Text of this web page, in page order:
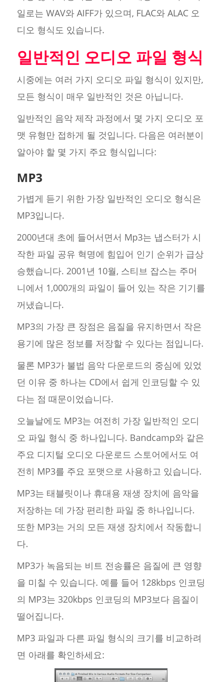
일로는 WAV와 AIFF가 있으며, FLAC와 ALAC 오
디오 형식도 있습니다.
일반적인 오디오 파일 형식
시중에는 여러 가지 오디오 파일 형식이 있지만,
모든 형식이 매우 일반적인 것은 아닙니다.
일반적인 음악 제작 과정에서 몇 가지 오디오 포
맷 유형만 접하게 될 것입니다. 다음은 여러분이
알아야 할 몇 가지 주요 형식입니다:
MP3
가볍게 듣기 위한 가장 일반적인 오디오 형식은
MP3입니다.
2000년대 초에 들어서면서 Mp3는 냅스터가 시
작한 파일 공유 혁명에 힘입어 인기 순위가 급상
승했습니다. 2001년 10월, 스티브 잡스는 주머
니에서 1,000개의 파일이 들어 있는 작은 기기를
꺼냈습니다.
MP3의 가장 큰 장점은 음질을 유지하면서 작은
용기에 많은 정보를 저장할 수 있다는 점입니다.
물론 MP3가 불법 음악 다운로드의 중심에 있었
던 이유 중 하나는 CD에서 쉽게 인코딩할 수 있
다는 점 때문이었습니다.
오늘날에도 MP3는 여전히 가장 일반적인 오디
오 파일 형식 중 하나입니다. Bandcamp와 같은
주요 디지털 오디오 다운로드 스토어에서도 여
전히 MP3를 주요 포맷으로 사용하고 있습니다.
MP3는 태블릿이나 휴대용 재생 장치에 음악을
저장하는 데 가장 편리한 파일 중 하나입니다.
또한 MP3는 거의 모든 재생 장치에서 작동합니
다.
MP3가 녹음되는 비트 전송률은 음질에 큰 영향
을 미칠 수 있습니다. 예를 들어 128kbps 인코딩
의 MP3는 320kbps 인코딩의 MP3보다 음질이
떨어집니다.
MP3 파일과 다른 파일 형식의 크기를 비교하려
면 아래를 확인하세요: